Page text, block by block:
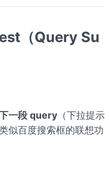
（Query Su
一段 query（下拉提示
似百度搜索框的联想功